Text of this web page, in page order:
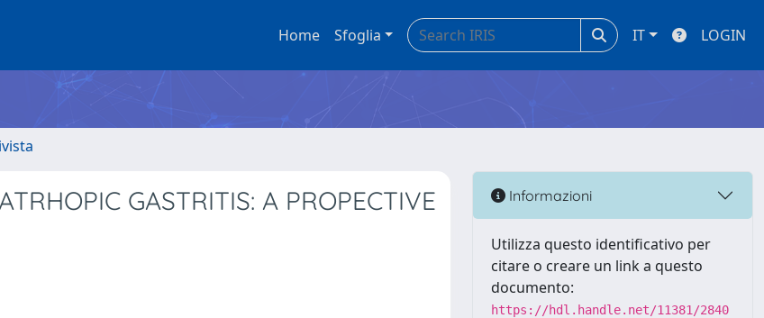
Home Sfoglia IT LOGIN
GASTRITIS: A PROPECTIVE
Informazioni
Utilizza questo identificativo per
citare o creare un link a questo
documento:
https://hdl.handle.net/11381/2840